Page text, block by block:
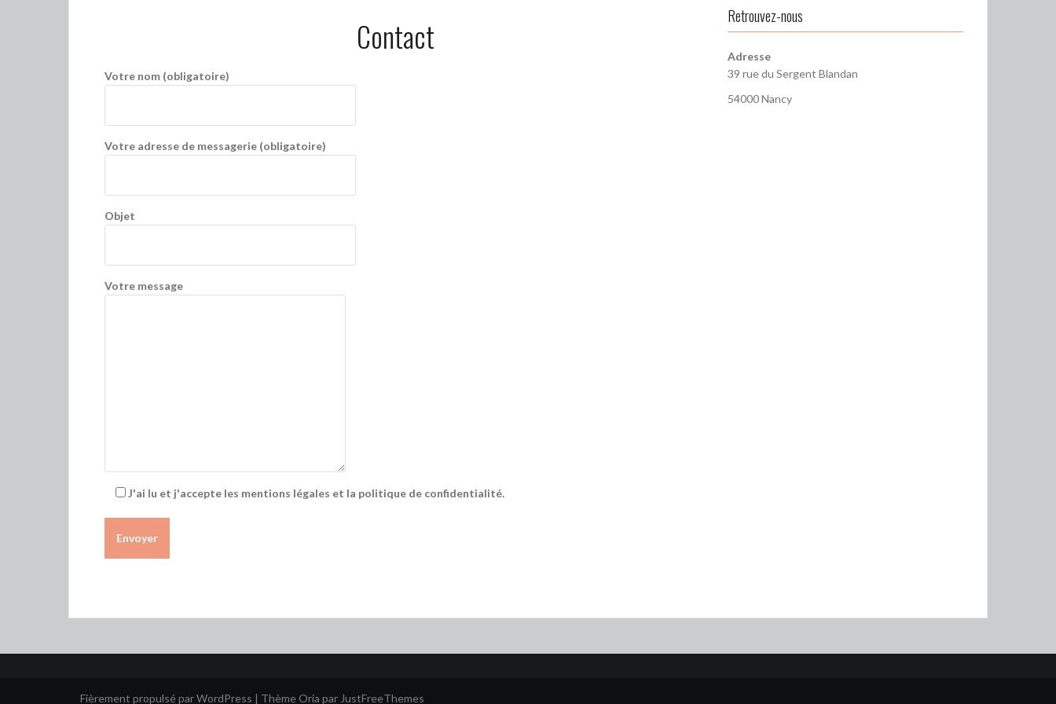
Contact
Votre nom (obligatoire)
Votre adresse de messagerie (obligatoire)
Objet
Votre message
J'ai lu et j'accepte les mentions légales et la politique de confidentialité.
Retrouvez-nous
Adresse
39 rue du Sergent Blandan
54000 Nancy
Fièrement propulsé par WordPress | Thème Oria par JustFreeThemes